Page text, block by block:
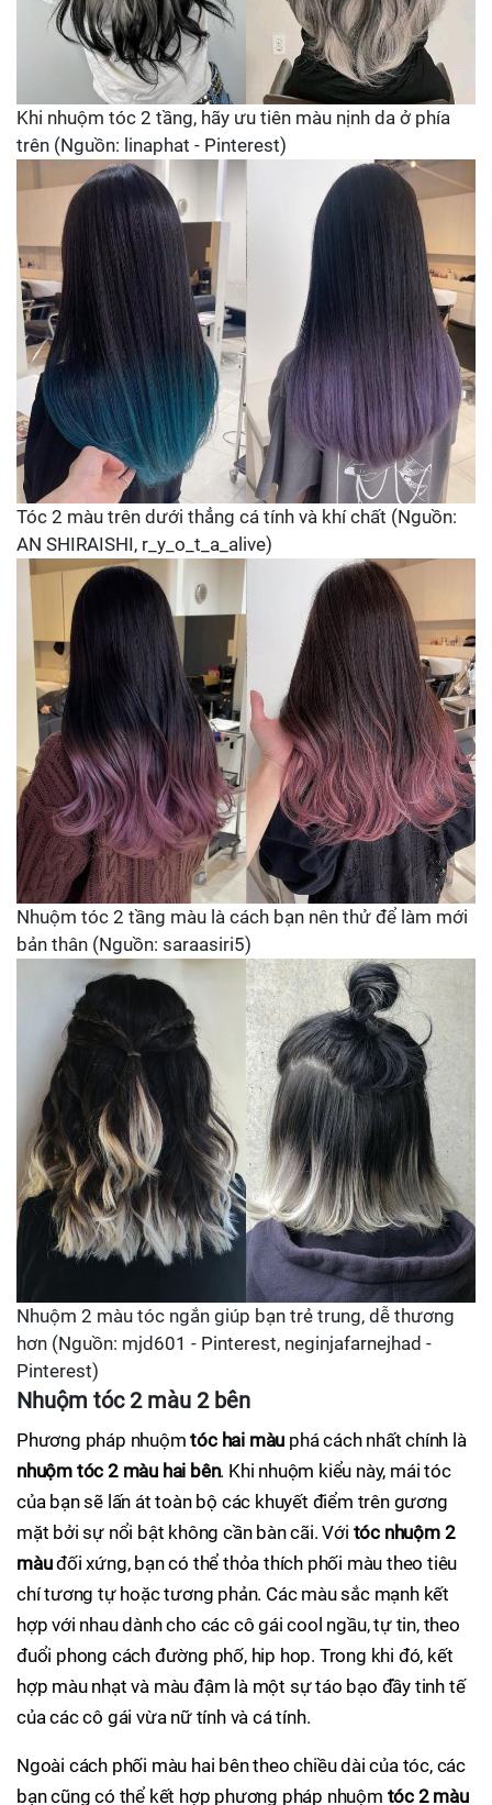
Khi nhuộm tóc 2 tầng, hãy ưu tiên màu nịnh da ở phía
trên (Nguồn: linaphat - Pinterest)
Tóc 2 màu trên dưới thẳng cá tính và khí chất (Nguồn:
AN SHIRAISHI, r_y_o_t_a_alive)
Nhuộm tóc 2 tầng màu là cách bạn nên thử để làm mới
bản thân (Nguồn: saraasiri5)
Nhuộm 2 màu tóc ngắn giúp bạn trẻ trung, dễ thương
hơn (Nguồn: mjd601 - Pinterest, neginjafarnejhad -
Pinterest)
Nhuộm tóc 2 màu 2 bên
Phương pháp nhuộmtóc hai màu phá cách nhất chính là
nhuộm tóc 2 màu hai bên. Khi nhuộm kiểu này, mái tóc
của bạn sẽ lấn át toàn bộ các khuyết điểm trên gương
mặt bởi sự nổi bật không cần bàn cãi. Với tóc nhuộm 2
màuđối xứng, bạn có thể thỏa thích phối màu theo tiêu
chí tương tự hoặc tương phản. Các màu sắc mạnh kết
hợp với nhau dành cho các cô gái cool ngầu, tự tin, theo
đuổi phong cách đường phố, hip hop. Trong khi đó, kết
hợp màu nhạt và màu đậm là một sự táo bạo đầy tinh tế
của các cô gái vừa nữ tính và cá tính.
Ngoài cách phối màu hai bên theo chiều dài của tóc, các
bạn cũng có thể kết hợp phương pháp nhuộm tóc 2 màu